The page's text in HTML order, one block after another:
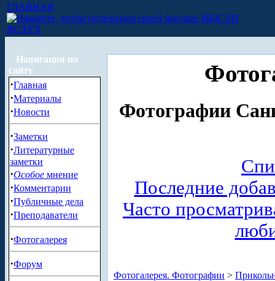
ГЛАВНАЯ
МЫСЛИ
ВСЛУХ
Навигация по
сайту
·Главная
·Материалы
·Новости
·Заметки
·Литературные
заметки
·Особое мнение
·Комментарии
·Публичные дела
·Преподаватели
·Фотогалерея
·Форум
Фотографии
Последние
Часто
Фотогалерея. Фотографии >